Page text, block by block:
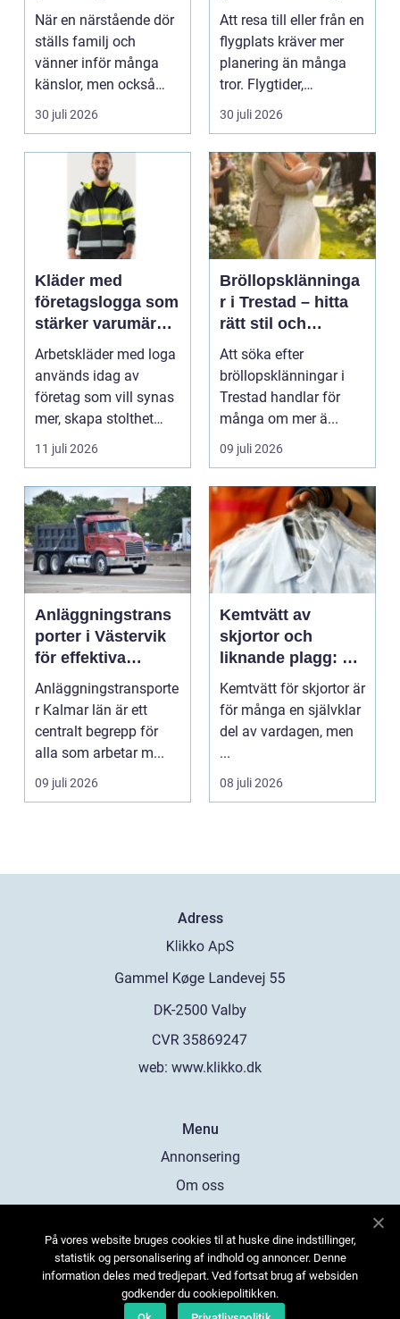
formas
När en närstående dör
ställs familj och
vänner inför många
känslor, men också
praktiska beslut. En b...
30 juli 2026
och smidig
Att resa till eller från en
flygplats kräver mer
planering än många
tror. Flygtider,
packning, säker...
30 juli 2026
Kläder med
företagslogga som
stärker varumärket
varje dag
Arbetskläder med loga
används idag av
företag som vill synas
mer, skapa stolthet
inte...
11 juli 2026
Bröllopsklänninga
r i Trestad – hitta
rätt stil och
passform inför den
stora dagen
Att söka efter
bröllopsklänningar i
Trestad handlar för
många om mer ä...
09 juli 2026
Anläggningstrans
porter i Västervik
för effektiva
byggprojekt
Anläggningstransporte
r Kalmar län är ett
centralt begrepp för
alla som arbetar m...
09 juli 2026
Kemtvätt av
skjortor och
liknande plagg: Så
fungerar
professionell
klädvård i
Kemtvätt för skjortor är
för många en självklar
del av vardagen, men
...
08 juli 2026
Adress
web: www.klikko.dk
Menu
Annonsering
Om oss
Kontakta oss
Sitemap
På vores website bruges cookies til at huske dine indstillinger,
statistik og personalisering af indhold og annoncer. Denne
information deles med tredjepart. Ved fortsat brug af websiden
godkender du cookiepolitikken.